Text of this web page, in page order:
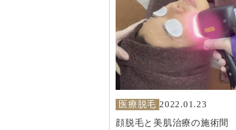
医療脱毛 2022.01.23
顔脱毛と美肌治療の施術間